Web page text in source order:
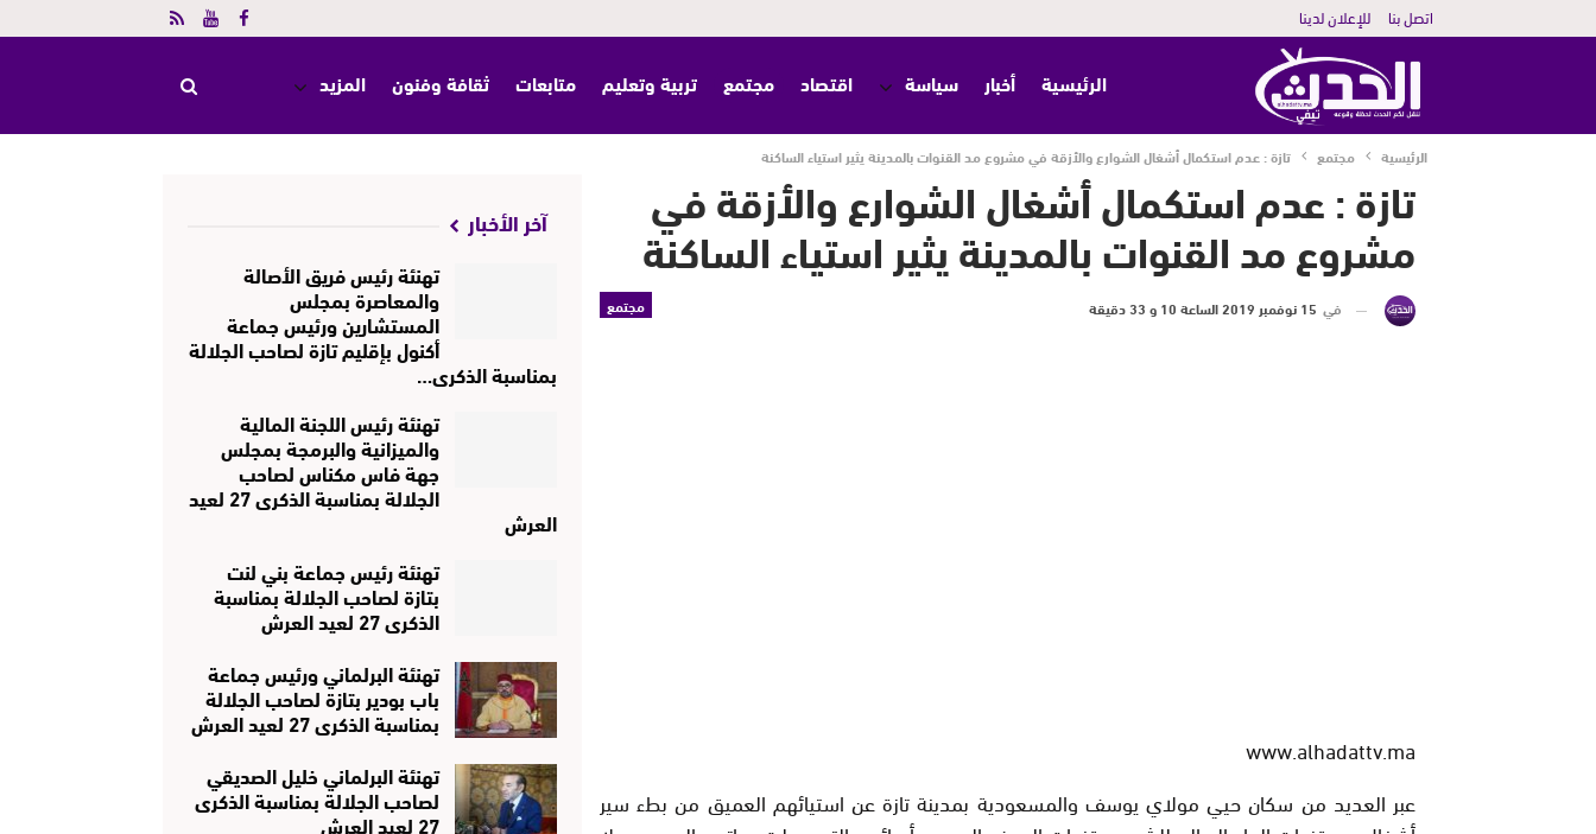
اتصل بنا للإعلان لدينا
الرئيسية أخبار سياسة اقتصاد مجتمع تربية وتعليم متابعات ثقافة وفنون المزيد
الرئيسية مجتمع تازة : عدم استكمال أشغال الشوارع والأزقة في مشروع مد القنوات بالمدينة يثير استياء الساكنة
تازة : عدم استكمال أشغال الشوارع والأزقة في
مشروع مد القنوات بالمدينة يثير استياء الساكنة
مجتمع في 15 نوفمبر 2019 الساعة 10 و 33 دقيقة
www.alhadattv.ma
عبر العديد من سكان حيي مولاي يوسف والمسعودية بمدينة تازة عن استيائهم العميق من بطء سير
آخر الأخبار
تهنئة رئيس فريق الأصالة
والمعاصرة بمجلس
المستشارين ورئيس جماعة
أكنول بإقليم تازة لصاحب الجلالة
بمناسبة الذكرى…
تهنئة رئيس اللجنة المالية
والميزانية والبرمجة بمجلس
جهة فاس مكناس لصاحب
الجلالة بمناسبة الذكرى 27 لعيد
العرش
تهنئة رئيس جماعة بني لنت
بتازة لصاحب الجلالة بمناسبة
الذكرى 27 لعيد العرش
تهنئة البرلماني ورئيس جماعة
باب بودير بتازة لصاحب الجلالة
بمناسبة الذكرى 27 لعيد العرش
تهنئة البرلماني خليل الصديقي
لصاحب الجلالة بمناسبة الذكرى
27 لعيد العرش